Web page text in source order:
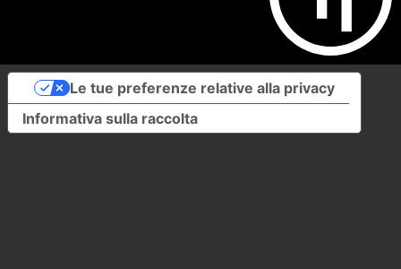
Informativa sulla raccolta
Le tue preferenze relative alla privacy